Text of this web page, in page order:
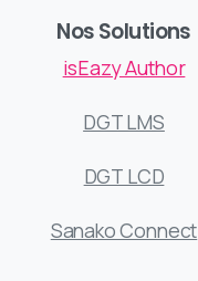
Nos Solutions
isEazy Author
DGT LMS
DGT LCD
Sanako Connect